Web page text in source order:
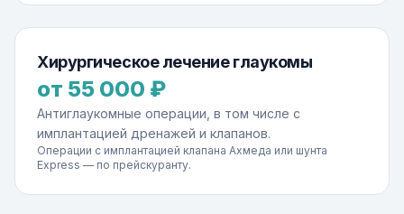
Хирургическое лечение глаукомы
от 55 000 ₽
Антиглаукомные операции, в том числе с
имплантацией дренажей и клапанов.
Операции с имплантацией клапана Ахмеда или шунта
Express — по прейскуранту.